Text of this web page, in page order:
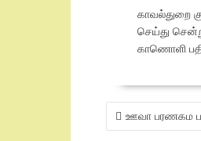
காவல்துறை
செய்து
காணொளி
POST
NAVIGATION
ஊவா பரணகம